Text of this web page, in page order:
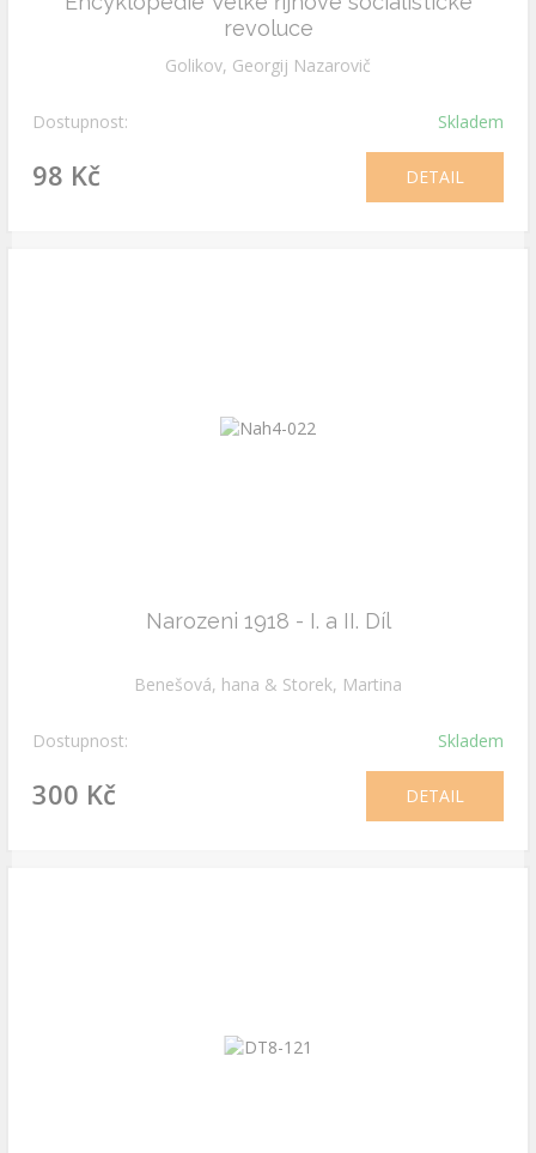
revoluce
Golikov, Georgij Nazarovič
Dostupnost: Skladem
98 Kč DETAIL
Narozeni 1918 - I. a II. Díl
Benešová, hana & Storek, Martina
Dostupnost: Skladem
300 Kč DETAIL